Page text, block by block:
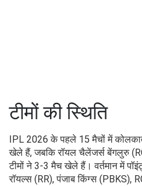
टीमों की स्थिति
IPL 2026 के पहले 15 मैचों में
खेले हैं, जबकि रॉयल चैलेंजर्स बेंगलुरु
टीमों ने 3-3 मैच खेले हैं। वर्तमान में
रॉयल्स (RR), पंजाब किंग्स (PBKS),